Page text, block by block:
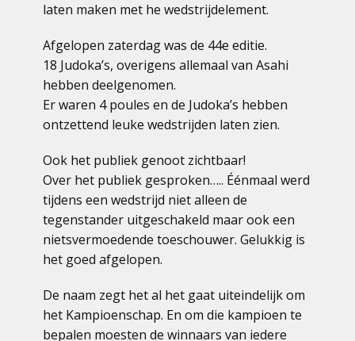
laten maken met he wedstrijdelement.
Afgelopen zaterdag was de 44e editie.
18 Judoka’s, overigens allemaal van Asahi
hebben deelgenomen.
Er waren 4 poules en de Judoka’s hebben
ontzettend leuke wedstrijden laten zien.
Ook het publiek genoot zichtbaar!
Over het publiek gesproken….. Éénmaal werd
tijdens een wedstrijd niet alleen de
tegenstander uitgeschakeld maar ook een
nietsvermoedende toeschouwer. Gelukkig is
het goed afgelopen.
De naam zegt het al het gaat uiteindelijk om
het Kampioenschap. En om die kampioen te
bepalen moesten de winnaars van iedere